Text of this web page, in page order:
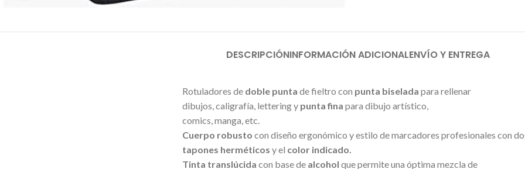
DESCRIPCIÓNINFORMACIÓN ADICIONALENVÍO Y ENTREGA
Rotuladores de doble punta de fieltro con punta biselada para rellenar
dibujos, caligrafía, lettering y punta fina para dibujo artístico,
comics, manga, etc.
Cuerpo robusto con diseño ergonómico y estilo de marcadores profesionales con
tapones herméticos y el color indicado.
Tinta translúcida con base de alcohol que permite una óptima mezcla de